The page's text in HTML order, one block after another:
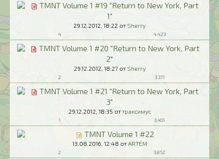
TMNT Volume 1 #19 "Return to New York, Part
1"
29.12.2012, 18:22 от Sherry
4 4.423
TMNT Volume 1 #20 "Return to New York, Part
2"
29.12.2012, 18:27от Sherry
2 3.371
TMNT Volume 1 #21 "Return to New York, Part
3"
29.12.2012, 18:35 от траксимус
1 3.401
TMNT Volume 1 #22
13.08.2016, 12:48 от ARTЁM
2 3.852